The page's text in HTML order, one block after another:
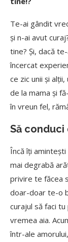
Te-ai gândit
și n-ai avut
tine? Și, dacă te-
încercat
ce zic unii și alții,
de la mama și
în vreun fel,
Să conduci
Încă îți
mai degrabă
privire te făcea
doar-doar te-o
curajul să faci tu
vremea aia.
într-ale